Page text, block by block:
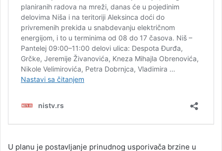
U planu je postavljanje prinudnog usporivača brzine u